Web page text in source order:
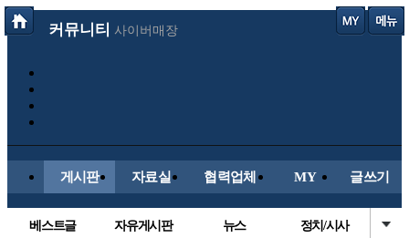
커뮤니티 사이버매장
게시판 자료실 협력업체 MY 글쓰기
베스트글 자유게시판 뉴스 정치/시사